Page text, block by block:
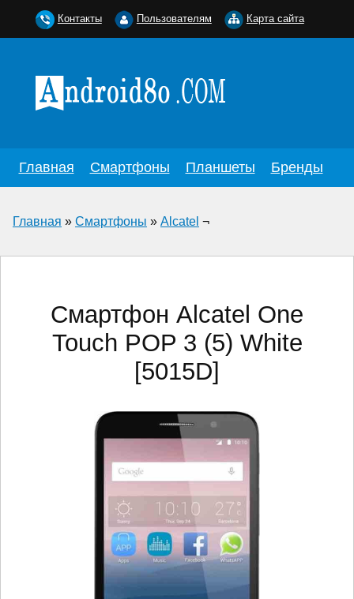
Главная Смартфоны Планшеты Бренды
Главная » Смартфоны » Alcatel ¬
Смартфон Alcatel One
Touch POP 3 (5) White
[5015D]
Контакты Пользователям Карта сайта